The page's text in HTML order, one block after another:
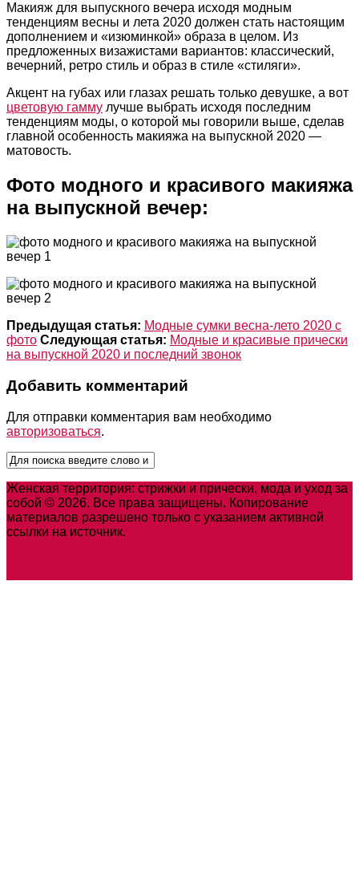
Макияж для выпускного вечера исходя модным
тенденциям весны и лета 2020 должен стать настоящим
дополнением и «изюминкой» образа в целом. Из
предложенных визажистами вариантов: классический,
вечерний, ретро стиль и образ в стиле «стиляги».
Акцент на губах или глазах решать только девушке, а вот
цветовую гамму лучше выбрать исходя последним
тенденциям моды, о которой мы говорили выше, сделав
главной особенность макияжа на выпускной 2020 —
матовость.
Фото модного и красивого макияжа
на выпускной вечер:
Предыдущая статья: Модные сумки весна-лето 2020 с
фото Следующая статья: Модные и красивые прически
на выпускной 2020 и последний звонок
Добавить комментарий
Для отправки комментария вам необходимо
авторизоваться.
Женская территория: стрижки и прически, мода и уход за
собой © 2026. Все права защищены. Копирование
материалов разрешено только с указанием активной
ссылки на источник.